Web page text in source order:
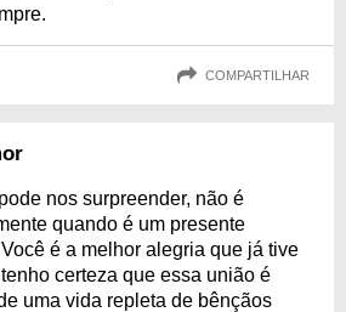
COMPARTILHAR
nos surpreender, não é
quando é um presente
é a melhor alegria que já tive
certeza que essa união é
uma vida repleta de bênçãos